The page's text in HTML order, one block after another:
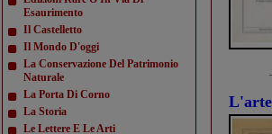
Esaurimento
Il Castelletto
Il Mondo D'oggi
La Conservazione Del Patrimonio
Naturale
La Porta Di Corno
La Storia
Le Lettere E Le Arti